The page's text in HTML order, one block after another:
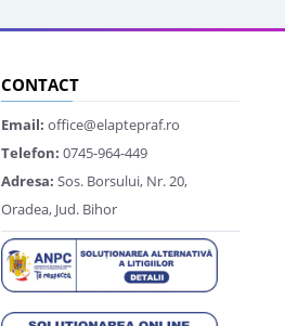
CONTACT
Email: office@elaptepraf.ro
Telefon: 0745-964-449
Adresa: Sos. Borsului, Nr. 20,
Oradea, Jud. Bihor